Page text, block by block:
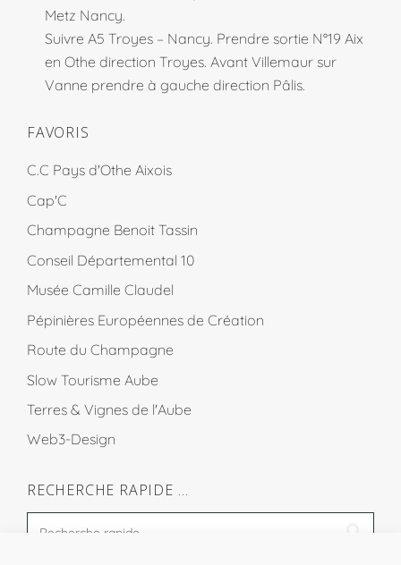
Metz Nancy.
Suivre A5 Troyes – Nancy. Prendre sortie N°19 Aix
en Othe direction Troyes. Avant Villemaur sur
Vanne prendre à gauche direction Pâlis.
FAVORIS
C.C Pays d'Othe Aixois
Cap'C
Champagne Benoit Tassin
Conseil Départemental 10
Musée Camille Claudel
Pépinières Européennes de Création
Route du Champagne
Slow Tourisme Aube
Terres & Vignes de l'Aube
Web3-Design
RECHERCHE RAPIDE …